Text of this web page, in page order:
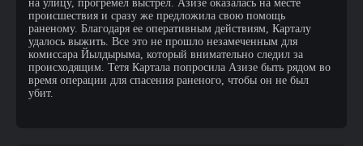
на улицу, прогремел выстрел. Азизе оказалась на месте
происшествия и сразу же предложила свою помощь
раненому. Благодаря ее оперативным действиям, Карталу
удалось выжить. Все это не прошло незамеченным для
комиссара Йылдырыма, который внимательно следил за
происходящим. Тетя Картала попросила Азизе быть рядом во
время операции для спасения раненого, чтобы он не был
убит.